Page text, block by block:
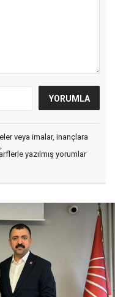
veya imalar, inançlara
yazılmış yorumlar